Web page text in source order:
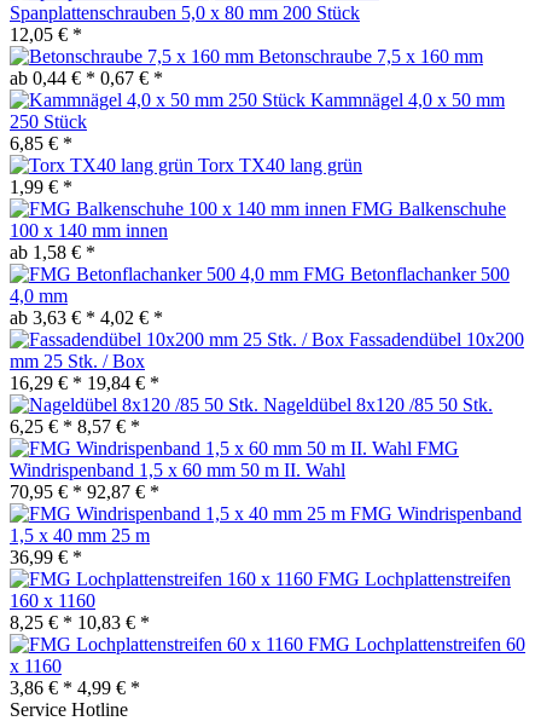
Spanplattenschrauben 5,0 x 80 mm 200 Stück
12,05 € *
Betonschraube 7,5 x 160 mm
ab 0,44 € * 0,67 € *
Kammnägel 4,0 x 50 mm
250 Stück
6,85 € *
Torx TX40 lang grün
1,99 € *
FMG Balkenschuhe
100 x 140 mm innen
ab 1,58 € *
FMG Betonflachanker 500
4,0 mm
ab 3,63 € * 4,02 € *
Fassadendübel 10x200
mm 25 Stk. / Box
16,29 € * 19,84 € *
Nageldübel 8x120 /85 50 Stk.
6,25 € * 8,57 € *
FMG
Windrispenband 1,5 x 60 mm 50 m II. Wahl
70,95 € * 92,87 € *
FMG Windrispenband
1,5 x 40 mm 25 m
36,99 € *
FMG Lochplattenstreifen
160 x 1160
8,25 € * 10,83 € *
FMG Lochplattenstreifen 60
x 1160
3,86 € * 4,99 € *
Service Hotline